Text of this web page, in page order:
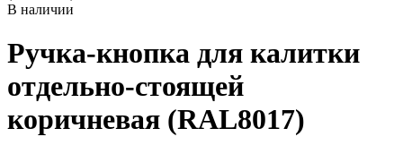
В наличии
Ручка-кнопка для калитки
отдельно-стоящей
коричневая (RAL8017)